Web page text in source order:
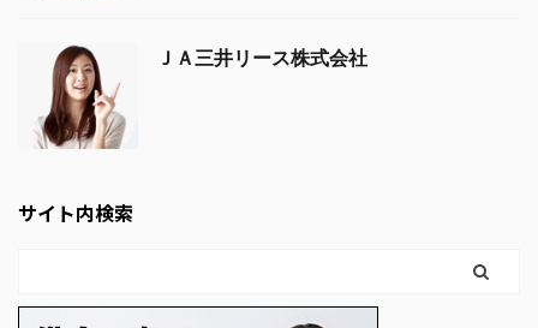
ＪＡ三井リース株式会社
サイト内検索